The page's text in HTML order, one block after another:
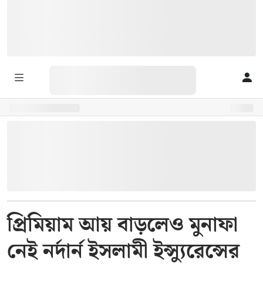
প্রিমিয়াম আয় বাড়লেও মুনাফা
নেই নর্দার্ন ইসলামী ইন্স্যুরেন্সের